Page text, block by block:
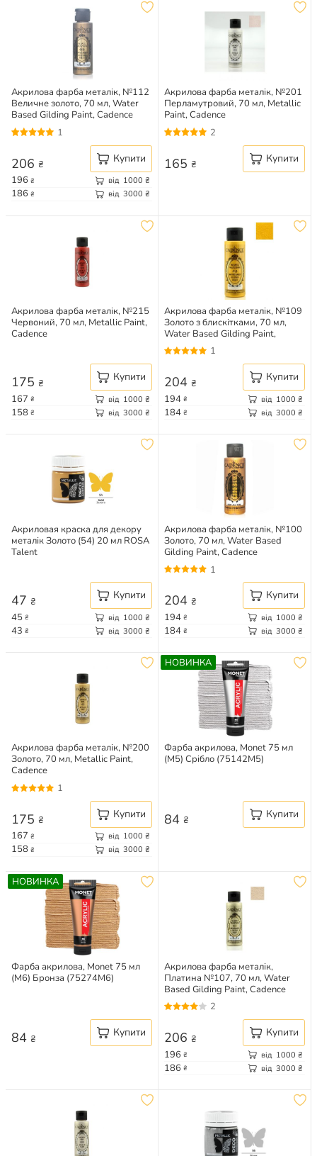
Акрилова фарба металік, №112
Величне золото, 70 мл, Water
Based Gilding Paint, Cadence
1
206 ₴ Купити
196 ₴ від 1000 ₴
186 ₴ від 3000 ₴
Акрилова фарба металік, №201
Перламутровий, 70 мл, Metallic
Paint, Cadence
2
165 ₴ Купити
Акрилова фарба металік, №215
Червоний, 70 мл, Metallic Paint,
Cadence
175 ₴ Купити
167 ₴ від 1000 ₴
158 ₴ від 3000 ₴
Акрилова фарба металік, №109
Золото з блискітками, 70 мл,
Water Based Gilding Paint,
Cadence
1
204 ₴ Купити
194 ₴ від 1000 ₴
184 ₴ від 3000 ₴
Акриловая краска для декору
металік Золото (54) 20 мл ROSA
Talent
47 ₴ Купити
45 ₴ від 1000 ₴
43 ₴ від 3000 ₴
Акрилова фарба металік, №100
Золото, 70 мл, Water Based
Gilding Paint, Cadence
1
204 ₴ Купити
194 ₴ від 1000 ₴
184 ₴ від 3000 ₴
Акрилова фарба металік, №200
Золото, 70 мл, Metallic Paint,
Cadence
1
175 ₴ Купити
167 ₴ від 1000 ₴
158 ₴ від 3000 ₴
НОВИНКА
Фарба акрилова, Monet 75 мл
(M5) Срібло (75142M5)
84 ₴ Купити
НОВИНКА
Фарба акрилова, Monet 75 мл
(M6) Бронза (75274M6)
84 ₴ Купити
Акрилова фарба металік,
Платина №107, 70 мл, Water
Based Gilding Paint, Cadence
2
206 ₴ Купити
196 ₴ від 1000 ₴
186 ₴ від 3000 ₴